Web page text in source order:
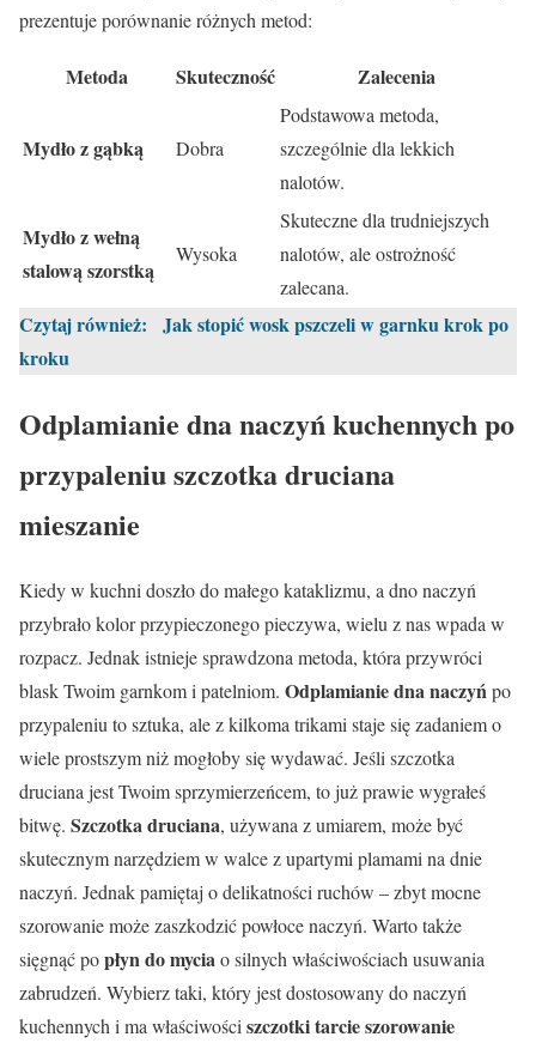
prezentuje porównanie różnych metod:
Metoda Skuteczność Zalecenia
Mydło z gąbką Dobra
Podstawowa metoda,
szczególnie dla lekkich
nalotów.
Mydło z wełną
stalową szorstką
Wysoka
Skuteczne dla trudniejszych
nalotów, ale ostrożność
zalecana.
Czytaj również:
Jak stopić wosk pszczeli w garnku krok po
kroku
Odplamianie dna naczyń kuchennych po
przypaleniu szczotka druciana
mieszanie
Kiedy w kuchni doszło do małego kataklizmu, a dno naczyń
przybrało kolor przypieczonego pieczywa, wielu z nas wpada w
rozpacz. Jednak istnieje sprawdzona metoda, która przywróci
blask Twoim garnkom i patelniom. Odplamianie dna naczyń po
przypaleniu to sztuka, ale z kilkoma trikami staje się zadaniem o
wiele prostszym niż mogłoby się wydawać. Jeśli szczotka
druciana jest Twoim sprzymierzeńcem, to już prawie wygrałeś
bitwę. Szczotka druciana, używana z umiarem, może być
skutecznym narzędziem w walce z upartymi plamami na dnie
naczyń. Jednak pamiętaj o delikatności ruchów – zbyt mocne
szorowanie może zaszkodzić powłoce naczyń. Warto także
sięgnąć popłyn do mycia o silnych właściwościach usuwania
zabrudzeń. Wybierz taki, który jest dostosowany do naczyń
kuchennych i ma właściwości szczotki tarcie szorowanie